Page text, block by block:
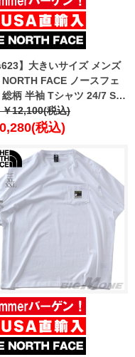
】大きいサイズ メンズ
FACE ノースフェ
総柄 半袖 Tシャツ 24/7 SS
USA直輸入
mf4
￥12,100(税込)
税込)